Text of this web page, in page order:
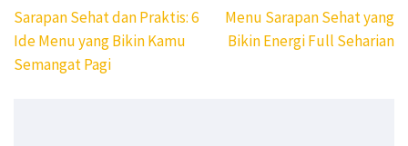
Navigasi
pos
Sarapan Sehat dan Praktis: 6
Ide Menu yang Bikin Kamu
Semangat Pagi
Menu Sarapan Sehat yang
Bikin Energi Full Seharian